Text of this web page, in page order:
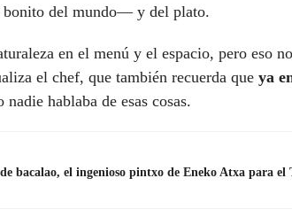
bonito del mundo— y del plato.
en el menú y el espacio, pero eso
el chef, que también recuerda que ya
nadie hablaba de esas cosas.
bacalao, el ingenioso pintxo de Eneko Atxa para el